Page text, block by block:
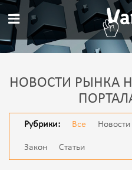
НОВОСТИ РЫНКА
Рубрики: Все
Закон Статьи